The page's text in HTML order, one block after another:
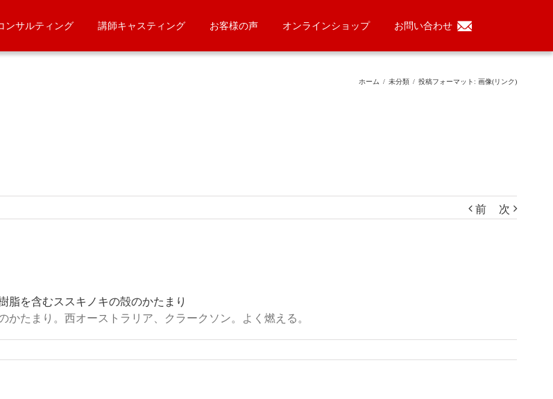
ンサルティング 講師キャスティング お客様の声 オンラインショップ お問い合わせ
ホーム / 未分類 / 投稿フォーマット: 画像(リンク)
前 次
たまり。西オーストラリア、クラークソン。よく燃える。